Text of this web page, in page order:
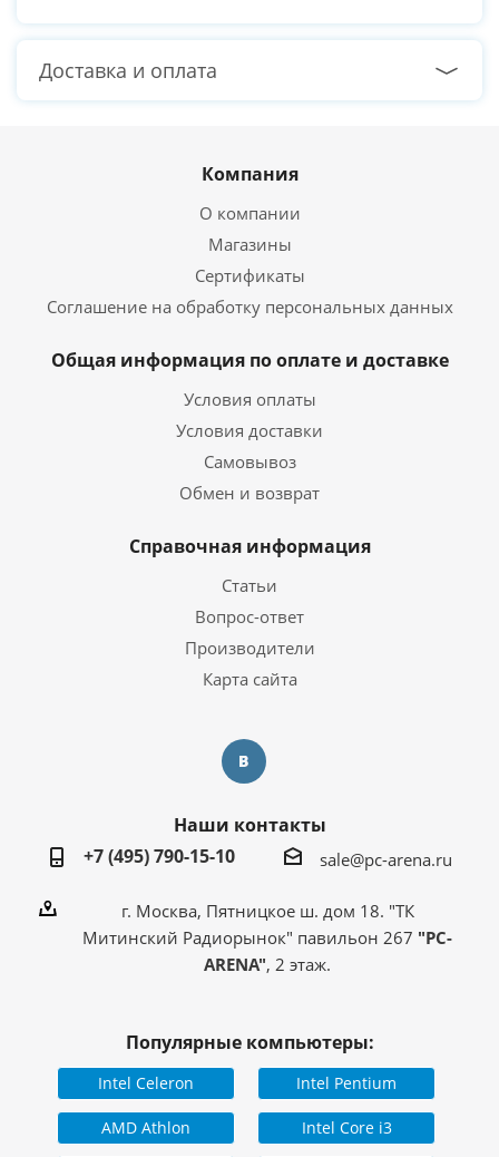
Доставка и оплата
Компания
О компании
Магазины
Сертификаты
Соглашение на обработку персональных данных
Общая информация по оплате и доставке
Условия оплаты
Условия доставки
Самовывоз
Обмен и возврат
Справочная информация
Статьи
Вопрос-ответ
Производители
Карта сайта
Наши контакты
+7 (495) 790-15-10
sale@pc-arena.ru
г. Москва, Пятницкое ш. дом 18. "ТК
Митинский Радиорынок" павильон 267 "PC-
ARENA", 2 этаж.
Популярные компьютеры:
Intel Celeron Intel Pentium
AMD Athlon Intel Core i3